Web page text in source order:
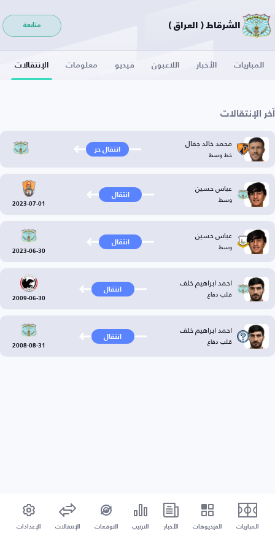
الشرقاط ( العراق ) متابعة
المباريات الأخبار اللاعبون فيديو معلومات الإنتقالات
آخر الإنتقالات
محمد خالد جفال
خط وسط انتقال حر
عباس حسين
وسط انتقال
2023-07-01
عباس حسين
وسط انتقال
2023-06-30
احمد ابراهيم خلف
قلب دفاع انتقال
2009-06-30
احمد ابراهيم خلف
قلب دفاع انتقال
2008-08-31
المباريات الفيديوهات الأخبار الترتيب التوقعات الإنتقالات الإعدادات